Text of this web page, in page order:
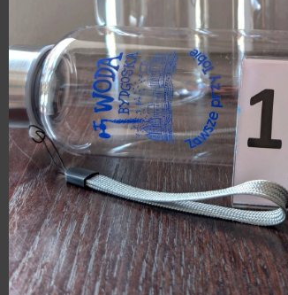
oraz innych atrakcji
się”, który jest
dla dzieci i młodzieży
warsztatów, spotkań,
artystycznych. Projekt
współpracy z Zespołem
Województwo
(BNI Kujawsko-
Bydgoszczy.
Zapraszamy!